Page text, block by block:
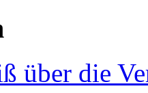
über die